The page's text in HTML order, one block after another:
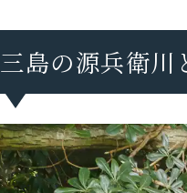
三島の源兵衛川